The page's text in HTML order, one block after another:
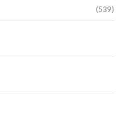
(539)